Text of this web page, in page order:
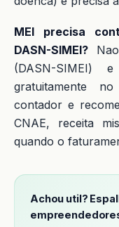
MEI precisa
DASN-SIMEI?
(DASN-
gratuitamente
contador e
CNAE, receita
quando o
Achou util?